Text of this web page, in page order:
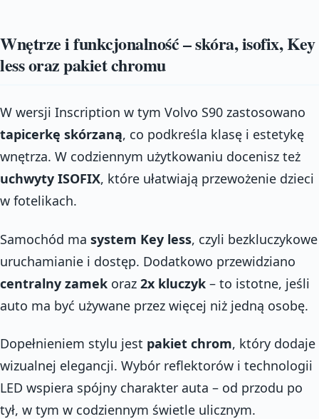
Wnętrze i funkcjonalność – skóra, isofix, Key
less oraz pakiet chromu
W wersji Inscription w tym Volvo S90 zastosowano
tapicerkę skórzaną, co podkreśla klasę i estetykę
wnętrza. W codziennym użytkowaniu docenisz też
uchwyty ISOFIX, które ułatwiają przewożenie dzieci
w fotelikach.
Samochód ma system Key less, czyli bezkluczykowe
uruchamianie i dostęp. Dodatkowo przewidziano
centralny zamek oraz 2x kluczyk – to istotne, jeśli
auto ma być używane przez więcej niż jedną osobę.
Dopełnieniem stylu jest pakiet chrom, który dodaje
wizualnej elegancji. Wybór reflektorów i technologii
LED wspiera spójny charakter auta – od przodu po
tył, w tym w codziennym świetle ulicznym.